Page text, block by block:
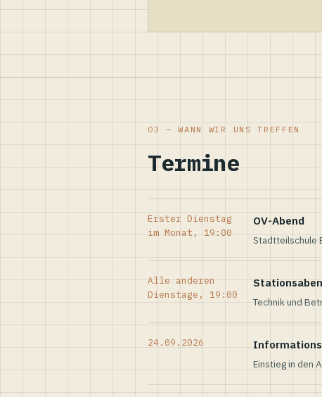
03 — WANN WIR UNS TREFFEN
Termine
Erster Dienstag
im Monat, 19:00
OV-Abend
Stadtteilschule
Alle anderen
Dienstage, 19:00
Technik und
24.09.2026
Einstieg in den